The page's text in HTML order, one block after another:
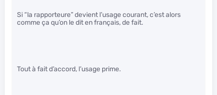
Si “la rapporteure” devient l’usage courant, c’est alors
comme ça qu’on le dit en français, de fait.
Tout à fait d’accord, l’usage prime.